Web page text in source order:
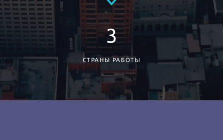
3
СТРАНЫ РАБОТЫ